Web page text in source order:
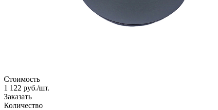
Стоимость
1 122 руб./шт.
Заказать
Количество